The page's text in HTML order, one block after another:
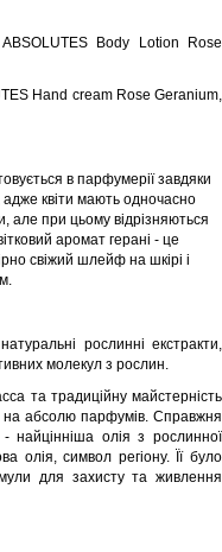
Body Lotion Rose
Hand cream Rose Geranium,
в парфумерії завдяки
квіти мають одночасно
але при цьому відрізняються
аромат герані - це
свіжий шлейф на шкірі і
рослинні екстракти,
молекул з рослин.
та традиційну майстерність
на абсолю парфумів. Справжня
найцінніша олія з рослинної
олія, символ регіону. Її було
для захисту та живлення